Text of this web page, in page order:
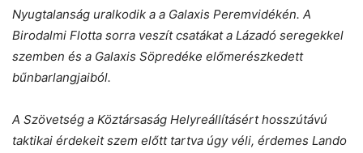
Nyugtalanság uralkodik a a Galaxis Peremvidékén. A
Birodalmi Flotta sorra veszít csatákat a Lázadó seregekkel
szemben és a Galaxis Söpredéke előmerészkedett
bűnbarlangjaiból.
A Szövetség a Köztársaság Helyreállításért hosszútávú
taktikai érdekeit szem előtt tartva úgy véli, érdemes Lando